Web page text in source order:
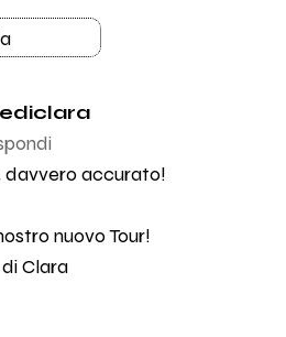
davvero accurato!
nuovo Tour!
Clara